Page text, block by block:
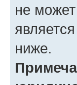
не
ниже.